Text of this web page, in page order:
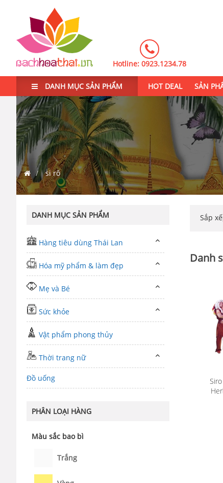
Hotline: 0923.1234.78
DANH MỤC SẢN PHẨM HOT DEAL SẢN
si rô
DANH MỤC SẢN PHẨM
Hàng tiêu dùng Thái Lan
Hóa mỹ phẩm & làm đẹp
Mẹ và Bé
Sức khỏe
Vật phẩm phong thủy
Thời trang nữ
Đồ uống
PHÂN LOẠI HÀNG
Màu sắc bao bì
Trắng
Sắp
Danh